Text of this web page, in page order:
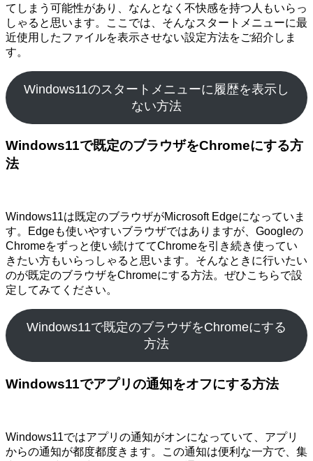
てしまう可能性があり、なんとなく不快感を持つ人もいらっ
しゃると思います。ここでは、そんなスタートメニューに最
近使用したファイルを表示させない設定方法をご紹介しま
す。
Windows11のスタートメニューに履歴を表示し
ない方法
Windows11で既定のブラウザをChromeにする方
法
Windows11は既定のブラウザがMicrosoft Edgeになっていま
す。Edgeも使いやすいブラウザではありますが、Googleの
Chromeをずっと使い続けててChromeを引き続き使ってい
きたい方もいらっしゃると思います。そんなときに行いたい
のが既定のブラウザをChromeにする方法。ぜひこちらで設
定してみてください。
Windows11で既定のブラウザをChromeにする
方法
Windows11でアプリの通知をオフにする方法
Windows11ではアプリの通知がオンになっていて、アプリ
からの通知が都度都度きます。この通知は便利な一方で、集